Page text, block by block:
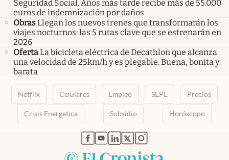
Seguridad Social. Años más tarde recibe más de 55.000
euros de indemnización por daños
ObrasLlegan los nuevos trenes que transformarán los
viajes nocturnos: las 5 rutas clave que se estrenarán en
2026
OfertaLa bicicleta eléctrica de Decathlon que alcanza
una velocidad de 25km/h y es plegable. Buena, bonita y
barata
Netflix Celulares Empleo SEPE Precios
Crisis Energetica Subsidio Horóscopo
abre en nueva pestaña
abre en nueva pestaña
abre en nueva pestaña
abre en nueva pestaña
abre en nueva pestaña